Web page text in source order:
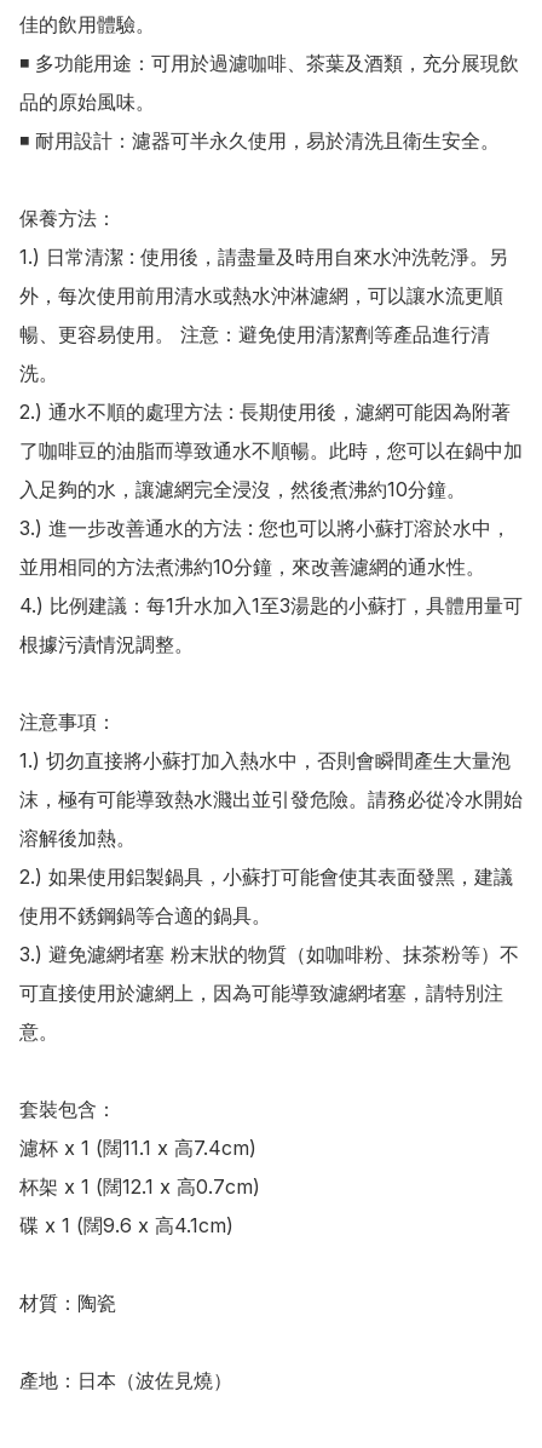
佳的飲用體驗。
◾ 多功能用途：可用於過濾咖啡、茶葉及酒類，充分展現飲
品的原始風味。
◾ 耐用設計：濾器可半永久使用，易於清洗且衛生安全。
保養方法：
1.) 日常清潔 : 使用後，請盡量及時用自來水沖洗乾淨。另
外，每次使用前用清水或熱水沖淋濾網，可以讓水流更順
暢、更容易使用。 注意：避免使用清潔劑等產品進行清
洗。
2.) 通水不順的處理方法 : 長期使用後，濾網可能因為附著
了咖啡豆的油脂而導致通水不順暢。此時，您可以在鍋中加
入足夠的水，讓濾網完全浸沒，然後煮沸約10分鐘。
3.) 進一步改善通水的方法 : 您也可以將小蘇打溶於水中，
並用相同的方法煮沸約10分鐘，來改善濾網的通水性。
4.) 比例建議：每1升水加入1至3湯匙的小蘇打，具體用量可
根據污漬情況調整。
注意事項：
1.) 切勿直接將小蘇打加入熱水中，否則會瞬間產生大量泡
沫，極有可能導致熱水濺出並引發危險。請務必從冷水開始
溶解後加熱。
2.) 如果使用鋁製鍋具，小蘇打可能會使其表面發黑，建議
使用不銹鋼鍋等合適的鍋具。
3.) 避免濾網堵塞 粉末狀的物質（如咖啡粉、抹茶粉等）不
可直接使用於濾網上，因為可能導致濾網堵塞，請特別注
意。
套裝包含：
濾杯 x 1 (闊11.1 x 高7.4cm)
杯架 x 1 (闊12.1 x 高0.7cm)
碟 x 1 (闊9.6 x 高4.1cm)
材質：陶瓷
產地：日本（波佐見燒）